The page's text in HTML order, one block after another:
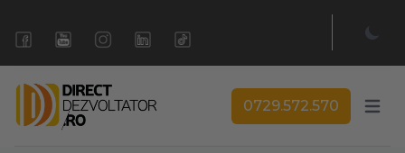
0729.572.570 Open